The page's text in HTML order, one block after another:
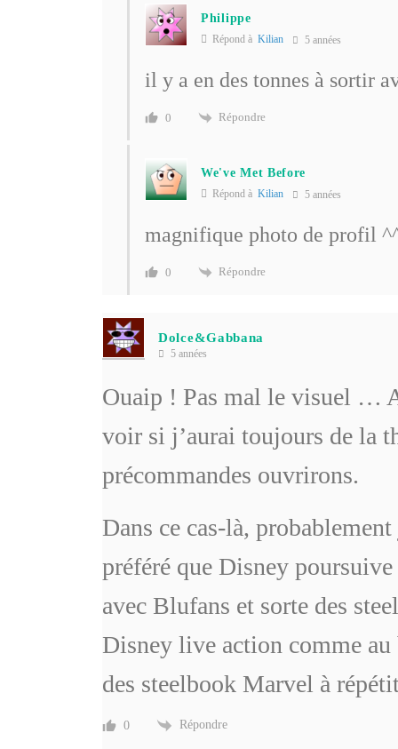
Philippe
Répond à Kilian 5 années
il y a en des tonnes à sortir
0 Répondre
We've Met Before
Répond à Kilian 5 années
magnifique photo de profil
0 Répondre
Dolce&Gabbana
5 années
Ouaip ! Pas mal le visuel …
voir si j’aurai toujours de la
précommandes ouvrirons.
Dans ce cas-là,
préféré que Disney
avec Blufans et sorte des
Disney live action comme
des steelbook Marvel à
0 Répondre